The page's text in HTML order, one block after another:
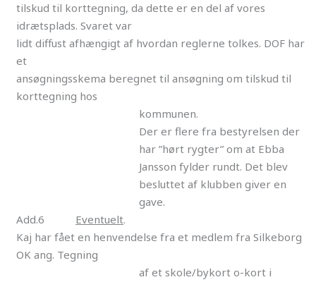
tilskud til korttegning, da dette er en del af vores
idrætsplads. Svaret var
lidt diffust afhængigt af hvordan reglerne tolkes. DOF har
et
ansøgningsskema beregnet til ansøgning om tilskud til
korttegning hos
kommunen.
Der er flere fra bestyrelsen der
har ”hørt rygter” om at Ebba
Jansson fylder rundt. Det blev
besluttet af klubben giver en
gave.
Add.6 Eventuelt.
Kaj har fået en henvendelse fra et medlem fra Silkeborg
OK ang. Tegning
af et skole/bykort o-kort i